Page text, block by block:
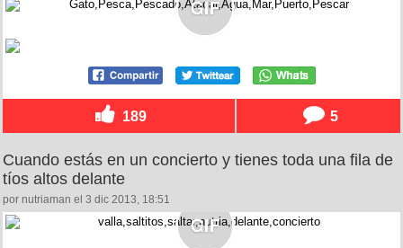
189 5
Cuando estás en un concierto y tienes toda una fila de
tíos altos delante
por nutriaman el 3 dic 2013, 18:51